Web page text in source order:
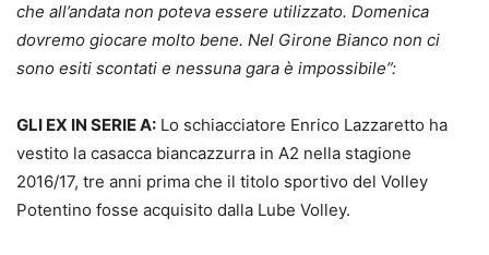
che all’andata non poteva essere utilizzato. Domenica
dovremo giocare molto bene. Nel Girone Bianco non ci
sono esiti scontati e nessuna gara è impossibile”:
GLI EX IN SERIE A: Lo schiacciatore Enrico Lazzaretto ha
vestito la casacca biancazzurra in A2 nella stagione
2016/17, tre anni prima che il titolo sportivo del Volley
Potentino fosse acquisito dalla Lube Volley.